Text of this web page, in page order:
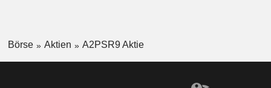
Börse Aktien A2PSR9 Aktie